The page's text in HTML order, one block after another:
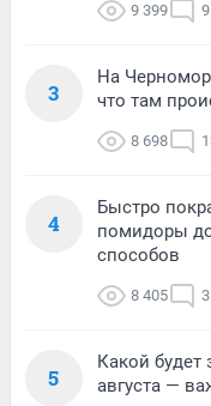
9 399 9
3
На
что там
8 698
4
Быстро
помидоры
способов
8 405 3
5
Какой будет
августа —